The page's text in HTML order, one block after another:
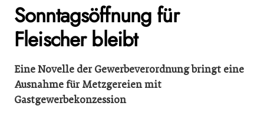
Sonntagsöffnung für
Fleischer bleibt
Eine Novelle der Gewerbeverordnung bringt eine
Ausnahme für Metzgereien mit
Gastgewerbekonzession